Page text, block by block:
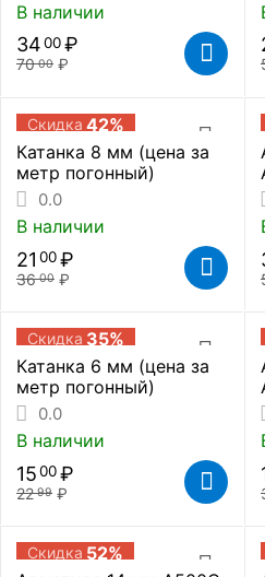
В наличии
70 00 ₽
3400 ₽
Скидка 42%
Катанка 8 мм (цена за
метр погонный)
0.0
В наличии
36 00 ₽
21 00 ₽
Скидка 35%
Катанка 6 мм (цена за
метр погонный)
0.0
В наличии
22 99 ₽
1500 ₽
Скидка 52%